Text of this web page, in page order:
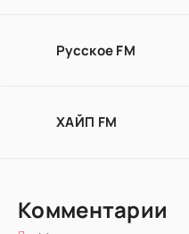
Русское FM
ХАЙП FM
Комментарии